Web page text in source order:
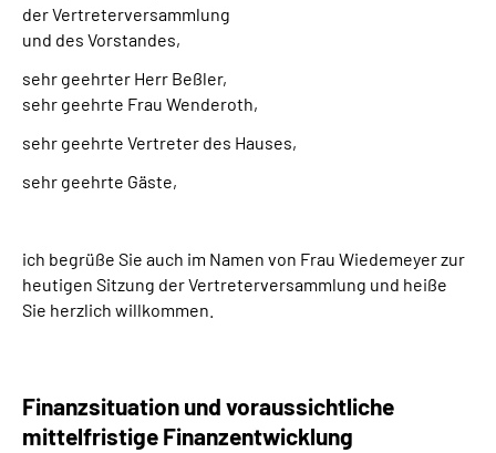
Leichte Sprache
Suche
der Vertreterversammlung
und des Vorstandes,
sehr geehrter Herr Beßler,
sehr geehrte Frau Wenderoth,
sehr geehrte Vertreter des Hauses,
sehr geehrte Gäste,
ich begrüße Sie auch im Namen von Frau Wiedemeyer zur
heutigen Sitzung der Vertreterversammlung und heiße
Sie herzlich willkommen.
Finanzsituation und voraussichtliche
mittelfristige Finanzentwicklung